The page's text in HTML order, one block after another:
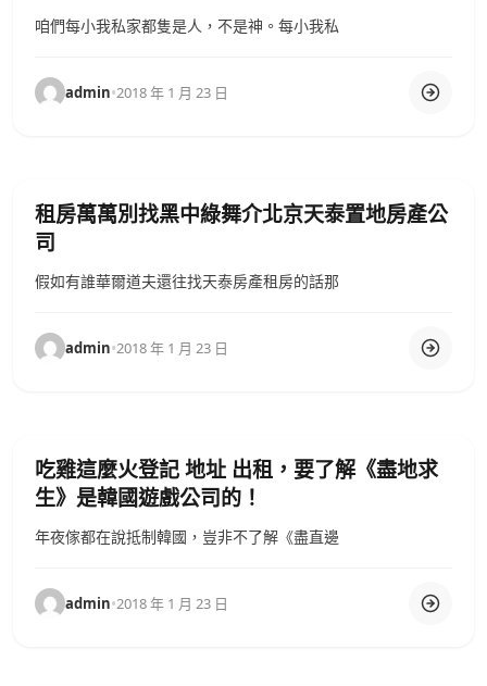
咱們每小我私家都隻是人，不是神。每小我私
admin•2018 年 1 月 23 日
租房萬萬別找黑中綠舞介北京天泰置地房產公
司
假如有誰華爾道夫還往找天泰房產租房的話那
admin•2018 年 1 月 23 日
吃雞這麼火登記 地址 出租，要了解《盡地求
生》是韓國遊戲公司的！
年夜傢都在說抵制韓國，豈非不了解《盡直邊
admin•2018 年 1 月 23 日